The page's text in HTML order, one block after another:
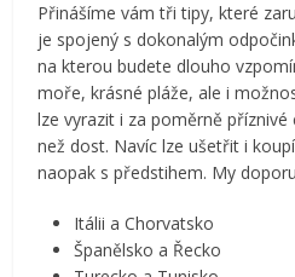
Přinášíme vám tři tipy, které
je spojený s dokonalým
na kterou budete dlouho
moře, krásné pláže, ale i
lze vyrazit i za poměrně příznivé
než dost. Navíc lze ušetřit i
naopak s předstihem. My
Itálii a Chorvatsko
Španělsko a Řecko